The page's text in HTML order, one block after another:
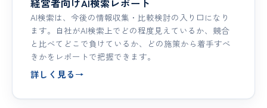
経営者向けAI検索レポート
AI検索は、今後の情報収集・比較検討の入り口になり
ます。自社がAI検索上でどの程度見えているか、競合
と比べてどこで負けているか、どの施策から着手すべ
きかをレポートで把握できます。
詳しく見る→